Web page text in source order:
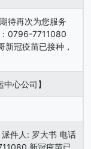
待再次为您服务
0796-7711080
冠疫苗已接种，
心公司】
件人: 罗大书 电话